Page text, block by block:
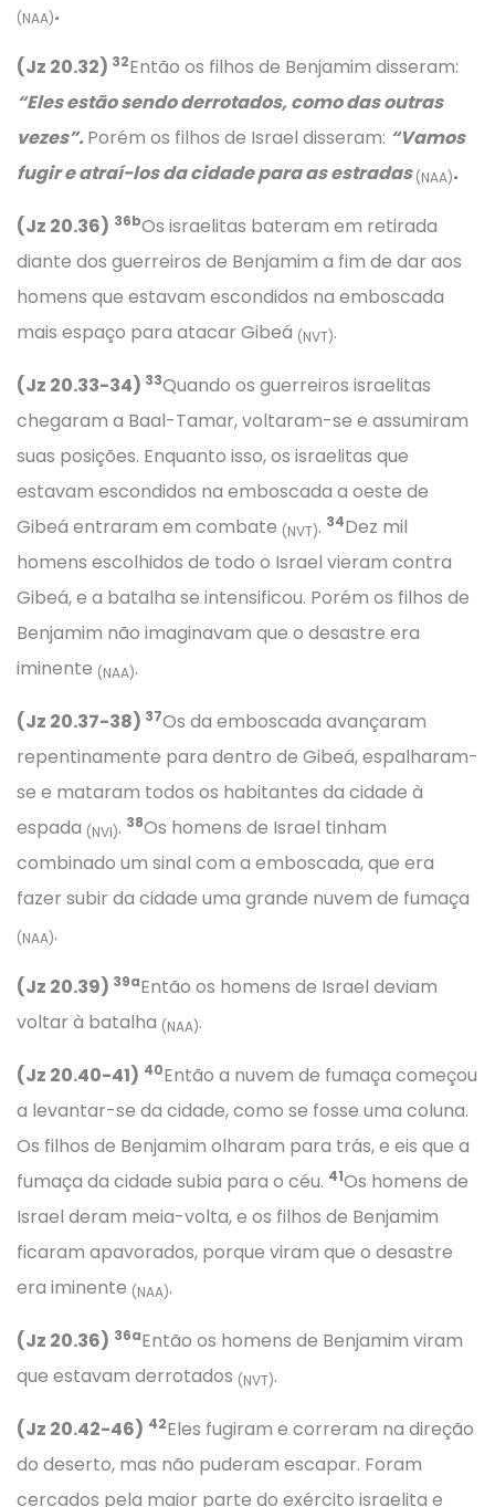
(NAA).
(Jz 20.32) 32Então os filhos de Benjamim disseram:
“Eles estão sendo derrotados, como das outras
vezes”.Porém os filhos de Israel disseram: “Vamos
fugir e atraí-los da cidade para as estradas(NAA).
(Jz 20.36) 36bOs israelitas bateram em retirada
diante dos guerreiros de Benjamim a fim de dar aos
homens que estavam escondidos na emboscada
mais espaço para atacar Gibeá (NVT).
(Jz 20.33-34) 33Quando os guerreiros israelitas
chegaram a Baal-Tamar, voltaram-se e assumiram
suas posições. Enquanto isso, os israelitas que
estavam escondidos na emboscada a oeste de
Gibeá entraram em combate (NVT). 34Dez mil
homens escolhidos de todo o Israel vieram contra
Gibeá, e a batalha se intensificou. Porém os filhos de
Benjamim não imaginavam que o desastre era
iminente (NAA).
(Jz 20.37-38) 37Os da emboscada avançaram
repentinamente para dentro de Gibeá, espalharam-
se e mataram todos os habitantes da cidade à
espada (NVI). 38Os homens de Israel tinham
combinado um sinal com a emboscada, que era
fazer subir da cidade uma grande nuvem de fumaça
(NAA).
(Jz 20.39) 39aEntão os homens de Israel deviam
voltar à batalha (NAA).
(Jz 20.40-41) 40Então a nuvem de fumaça começou
a levantar-se da cidade, como se fosse uma coluna.
Os filhos de Benjamim olharam para trás, e eis que a
fumaça da cidade subia para o céu. 41Os homens de
Israel deram meia-volta, e os filhos de Benjamim
ficaram apavorados, porque viram que o desastre
era iminente (NAA).
(Jz 20.36) 36aEntão os homens de Benjamim viram
que estavam derrotados (NVT).
(Jz 20.42-46) 42Eles fugiram e correram na direção
do deserto, mas não puderam escapar. Foram
cercados pela maior parte do exército israelita e